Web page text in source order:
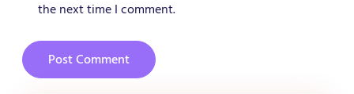
the next time I comment.